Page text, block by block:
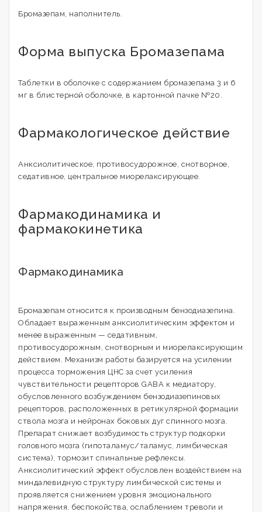
Бромазепам, наполнитель.
Форма выпуска Бромазепама
Таблетки в оболочке с содержанием бромазепама 3 и 6
мг в блистерной оболочке, в картонной пачке №20.
Фармакологическое действие
Анксиолитическое, противосудорожное, снотворное,
седативное, центральное миорелаксирующее.
Фармакодинамика и
фармакокинетика
Фармакодинамика
Бромазепам относится к производным бензодиазепина.
Обладает выраженным анксиолитическим эффектом и
менее выраженным — седативным,
противосудорожным, снотворным и миорелаксирующим
действием. Механизм работы базируется на усилении
процесса торможения ЦНС за счет усиления
чувствительности рецепторов GABA к медиатору,
обусловленного возбуждением бензодиазепиновых
рецепторов, расположенных в ретикулярной формации
ствола мозга и нейронах боковых дуг спинного мозга.
Препарат снижает возбудимость структур подкорки
головного мозга (гипоталамус/таламус, лимбическая
система), тормозит спинальные рефлексы.
Анксиолитический эффект обусловлен воздействием на
миндалевидную структуру лимбической системы и
проявляется снижением уровня эмоционального
напряжения, беспокойства, ослаблением тревоги и